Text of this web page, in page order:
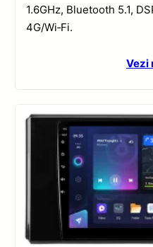
1.6GHz, Bluetooth 5.1,
4G/Wi‑Fi.
Vezi